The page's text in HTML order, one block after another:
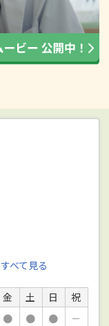
すべて見る
金 土 日
祝
● ● ●
－